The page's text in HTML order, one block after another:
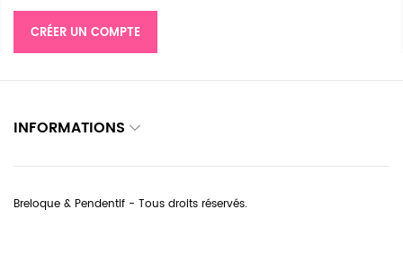
CRÉER UN COMPTE
INFORMATIONS
Breloque & Pendentif - Tous droits réservés.